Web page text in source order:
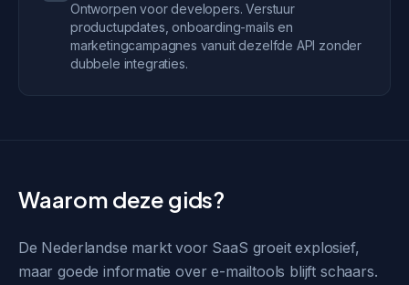
Ontworpen voor developers. Verstuur
productupdates, onboarding-mails en
marketingcampagnes vanuit dezelfde API zonder
dubbele integraties.
Waarom deze gids?
De Nederlandse markt voor SaaS groeit explosief,
maar goede informatie over e-mailtools blijft schaars.